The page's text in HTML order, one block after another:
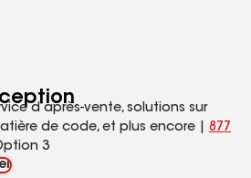
d’après-vente, solutions sur
de code, et plus encore | 877
3